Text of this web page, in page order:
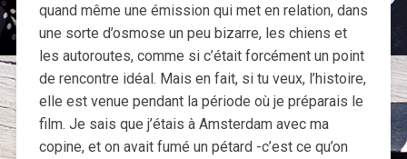
quand même une émission qui met en relation, dans
une sorte d’osmose un peu bizarre, les chiens et
les autoroutes, comme si c’était forcément un point
de rencontre idéal. Mais en fait, si tu veux, l’histoire,
elle est venue pendant la période où je préparais le
film. Je sais que j’étais à Amsterdam avec ma
copine, et on avait fumé un pétard -c’est ce qu’on